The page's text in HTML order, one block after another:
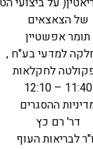
של הצאצאים
תומר אפשטיין
למדעי בע"ח ,
לחקלאות
11:40 – 12:10
ההסגרים
דר' רם כץ
לבריאות העוף